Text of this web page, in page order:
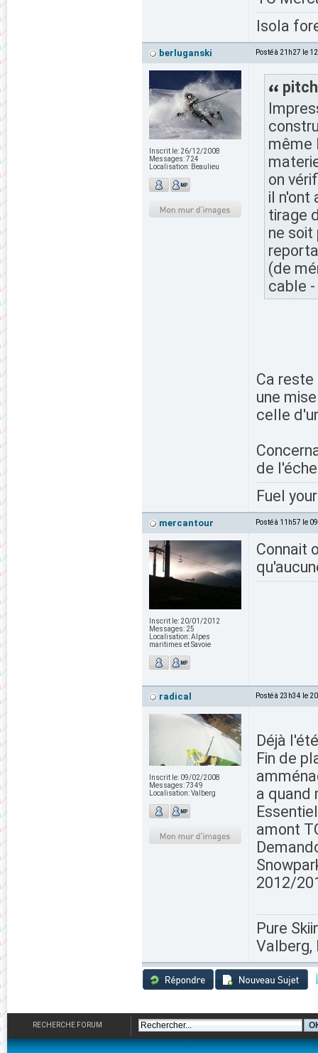
Isola
berluganski Posté à 21h27 le
Inscrit le: 26/12/2008
Messages:724
Localisation: Beaulieu
même
on
il n'ont
tirage
ne soit
(de
cable
Ca
une
celle
de
Fuel
mercantour Posté à 11h57 le
Inscrit le: 20/01/2012
Messages: 25
Localisation:Alpes
maritimes et Savoie
Connait
radical Posté à 23h34 le
Inscrit le: 09/02/2008
Messages:7349
Localisation:Valberg
Déjà
Fin de
a quand
amont
2012/
Pure
Valberg,
RECHERCHE FORUM